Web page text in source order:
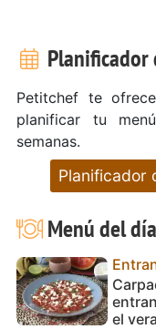
Planificador
Petitchef te
planificar tu
semanas.
Planificador
Menú del día
el